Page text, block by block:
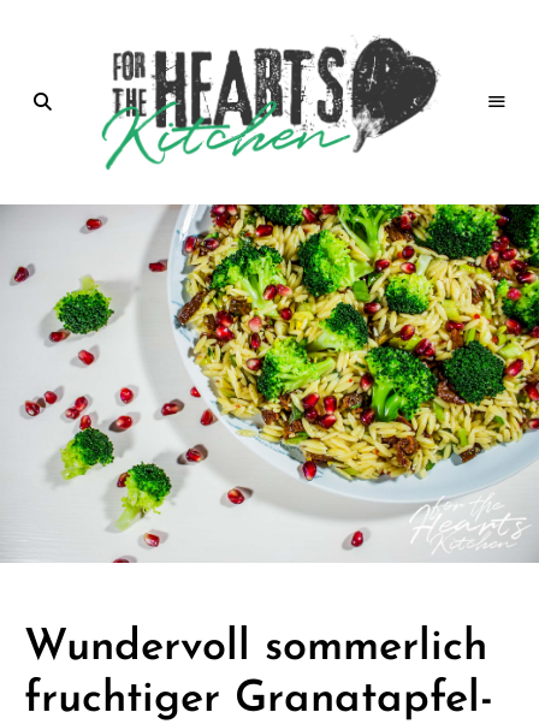
for the
Hearts
Kitchen |
die
Küche
mit Herz
von
Christian
Schäfer.
einfache
vegane
Rezepte
Wundervoll sommerlich
fruchtiger Granatapfel-